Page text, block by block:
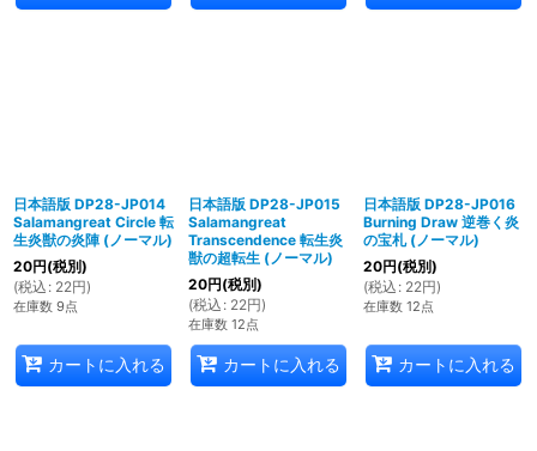
日本語版 DP28-JP014
Salamangreat Circle 転
生炎獣の炎陣 (ノーマル)
20円(税別)
(税込 : 22円)
在庫数 9点
カートに入れる
日本語版 DP28-JP015
Salamangreat
Transcendence 転生炎
獣の超転生 (ノーマル)
20円(税別)
(税込 : 22円)
在庫数 12点
カートに入れる
日本語版 DP28-JP016
Burning Draw 逆巻く炎
の宝札 (ノーマル)
20円(税別)
(税込 : 22円)
在庫数 12点
カートに入れる